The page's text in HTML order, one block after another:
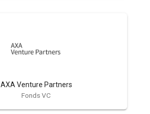
AXA Venture Partners
Fonds VC